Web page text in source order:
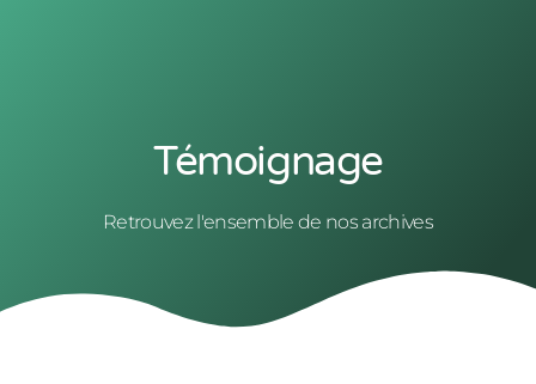
Témoignage
Retrouvez l'ensemble de nos archives